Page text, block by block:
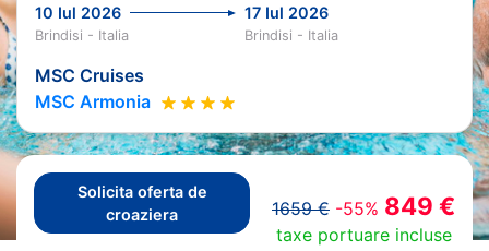
10 Iul 2026 17 Iul 2026
Brindisi - Italia Brindisi - Italia
MSC Cruises
MSC Armonia
Solicita oferta de
croaziera
1659 € -55% 849 €
taxe portuare incluse